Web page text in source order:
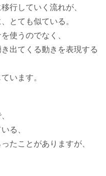
行していく流れが、
とても似ている。
使うのでなく、
出てくる動きを表現する
います。
る、
たことがありますが、